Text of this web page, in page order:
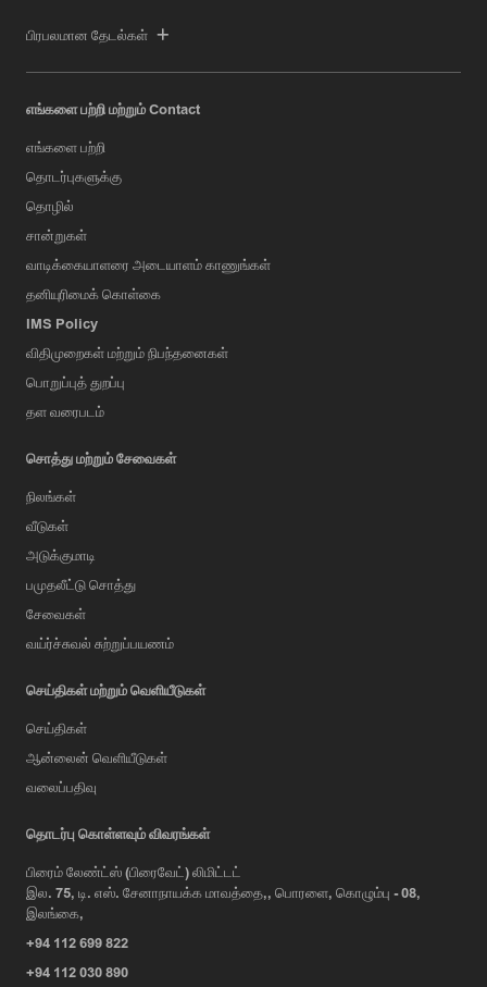
பிரபலமான தேடல்கள்
எங்களை பற்றி மற்றும் Contact
எங்களை பற்றி
தொடர்புகளுக்கு
தொழில்
சான்றுகள்
வாடிக்கையாளரை அடையாளம் காணுங்கள்
தனியுரிமைக் கொள்கை
IMS Policy
விதிமுறைகள் மற்றும் நிபந்தனைகள்
பொறுப்புத் துறப்பு
தள வரைபடம்
சொத்து மற்றும் சேவைகள்
நிலங்கள்
வீடுகள்
அடுக்குமாடி
பமுதலீட்டு சொத்து
சேவைகள்
வய்ர்ச்சுவல் சுற்றுப்பயணம்
செய்திகள் மற்றும் வெளியீடுகள்
செய்திகள்
ஆன்லைன் வெளியீடுகள்
வலைப்பதிவு
தொடர்பு கொள்ளவும் விவரங்கள்
பிரைம் லேண்ட்ஸ் (பிரைவேட்) லிமிட்டட்
இல. 75, டி. எஸ். சேனாநாயக்க மாவத்தை,, பொரளை, கொழும்பு - 08,
இலங்கை,
+94 112 699 822
+94 112 030 890